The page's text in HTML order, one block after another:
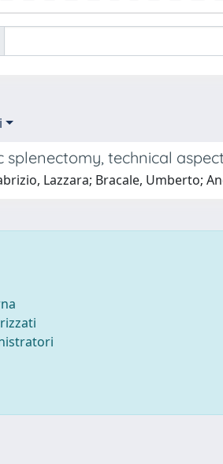
splenectomy, technical
Lazzara; Bracale, Umberto;